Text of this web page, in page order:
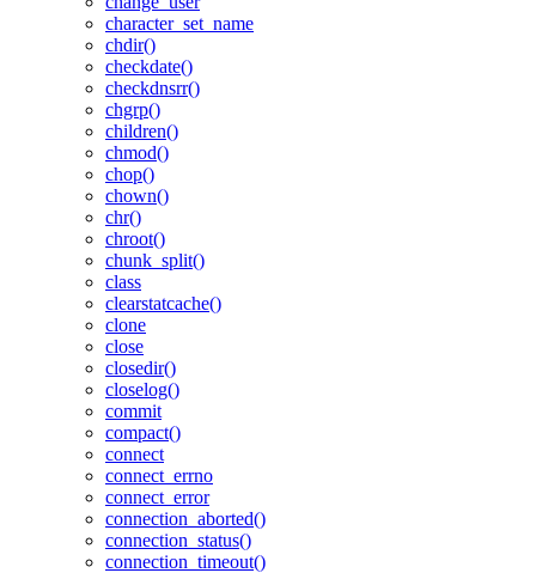
character_set_name
chdir()
checkdate()
checkdnsrr()
chgrp()
children()
chmod()
chop()
chown()
chr()
chroot()
chunk_split()
class
clearstatcache()
clone
close
closedir()
closelog()
commit
compact()
connect
connect_errno
connect_error
connection_aborted()
connection_status()
connection_timeout()